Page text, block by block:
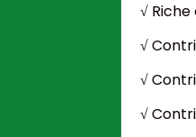
√
√
√
√